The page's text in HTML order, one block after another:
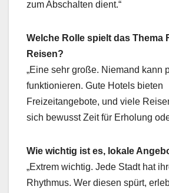
zum Abschalten dient.“
Welche Rolle spielt das Thema
Reisen?
„Eine sehr große. Niemand kann
funktionieren. Gute Hotels bieten
Freizeitangebote, und viele
sich bewusst Zeit für Erholung
Wie wichtig ist es, lokale
„Extrem wichtig. Jede Stadt hat
Rhythmus. Wer diesen spürt,